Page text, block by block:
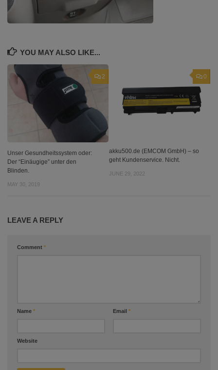
YOU MAY ALSO LIKE...
2
Unser Gesundheitssystem oder:
Der “Einäugige” unter den
Blinden.
MAY 30, 2019
0
akku500.de (EMCOM GmbH) – so
geht Kundenservice. Nicht.
JUNE 29, 2022
LEAVE A REPLY
Comment *
Name * Email *
Website